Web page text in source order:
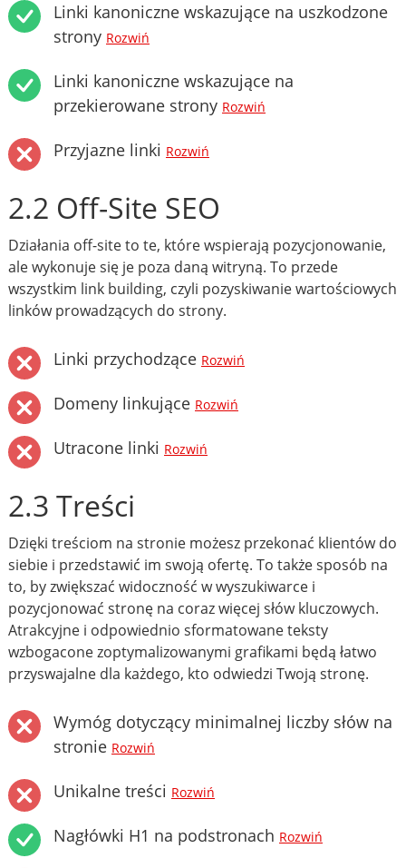
Linki kanoniczne wskazujące na uszkodzone
strony Rozwiń
Linki kanoniczne wskazujące na
przekierowane strony Rozwiń
Przyjazne linki Rozwiń
2.2 Off-Site SEO
Działania off-site to te, które wspierają pozycjonowanie,
ale wykonuje się je poza daną witryną. To przede
wszystkim link building, czyli pozyskiwanie wartościowych
linków prowadzących do strony.
Linki przychodzące Rozwiń
Domeny linkujące Rozwiń
Utracone linki Rozwiń
2.3 Treści
Dzięki treściom na stronie możesz przekonać klientów do
siebie i przedstawić im swoją ofertę. To także sposób na
to, by zwiększać widoczność w wyszukiwarce i
pozycjonować stronę na coraz więcej słów kluczowych.
Atrakcyjne i odpowiednio sformatowane teksty
wzbogacone zoptymalizowanymi grafikami będą łatwo
przyswajalne dla każdego, kto odwiedzi Twoją stronę.
Wymóg dotyczący minimalnej liczby słów na
stronie Rozwiń
Unikalne treści Rozwiń
Nagłówki H1 na podstronach Rozwiń